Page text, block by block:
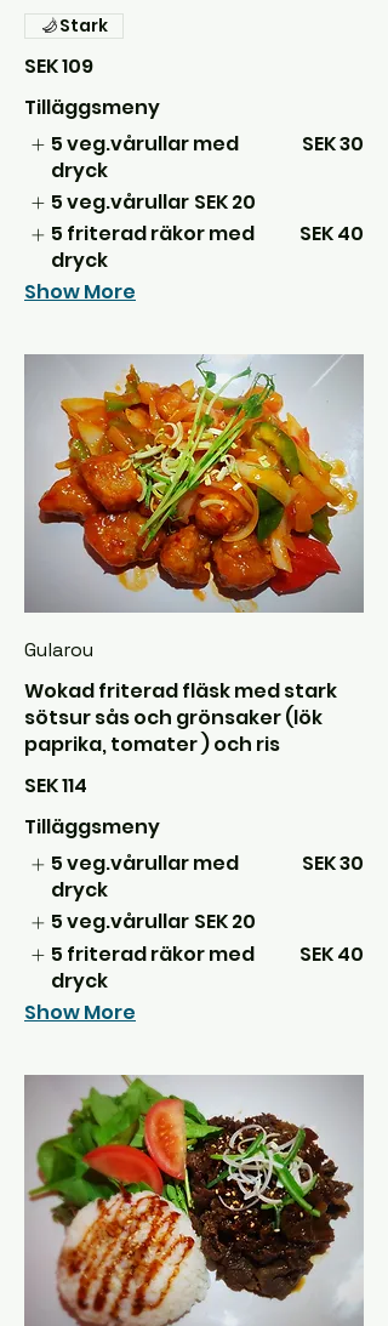
SEK 109
Stark
Tilläggsmeny
5 veg.vårullar med
dryck
SEK 30
5 veg.vårullar SEK 20
5 friterad räkor med
dryck
SEK 40
Show More
Gularou
Wokad friterad fläsk med stark
sötsur sås och grönsaker (lök
paprika, tomater ) och ris
SEK 114
Tilläggsmeny
5 veg.vårullar med
dryck
SEK 30
5 veg.vårullar SEK 20
5 friterad räkor med
dryck
SEK 40
Show More